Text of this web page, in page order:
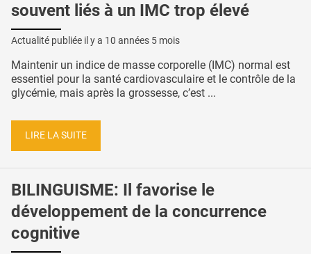
souvent liés à un IMC trop élevé
Actualité publiée il y a 10 années 5 mois
Maintenir un indice de masse corporelle (IMC) normal est
essentiel pour la santé cardiovasculaire et le contrôle de la
glycémie, mais après la grossesse, c’est ...
LIRE LA SUITE
BILINGUISME: Il favorise le
développement de la concurrence
cognitive